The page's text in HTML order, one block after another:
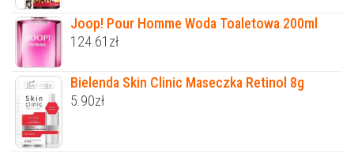
Joop! Pour Homme Woda Toaletowa 200ml
124.61 zł
Bielenda Skin Clinic Maseczka Retinol 8g
5.90zł